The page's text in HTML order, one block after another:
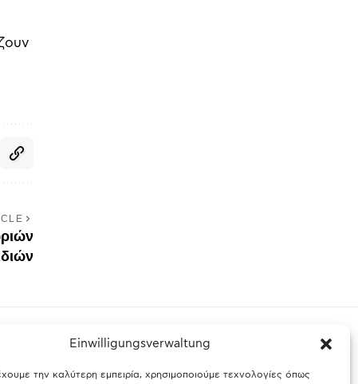
Einwilligungsverwaltung
την καλύτερη εμπειρία, χρησιμοποιούμε τεχνολογίες όπως
Βαυαρίας Θύελλα χτυπά το Μόναχο: Κίνδυνος από τους